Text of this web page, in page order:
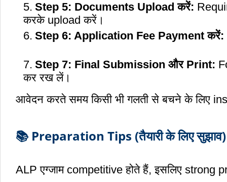
Step 5: Documents Upload करें:
करके
Step 6: Application Fee Payment करें:
Step 7: Final Submission और Print:
कर रख लें।
आवेदन करते समय किसी भी गलती से बचने के लिए
📚 Preparation Tips (तैयारी के लिए
ALP एग्जाम competitive होते हैं, इसलिए strong